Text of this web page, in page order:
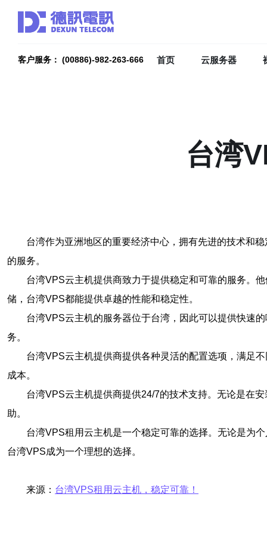
客户服务： (00886)-982-263-666 首页 云服务器
台湾
台湾作为亚洲地区的重要经济中心，拥有先进的技术和
的服务。
台湾VPS云主机提供商致力于提供稳定和可靠的服务。
储，台湾VPS都能提供卓越的性能和稳定性。
台湾VPS云主机的服务器位于台湾，因此可以提供快速
务。
台湾VPS云主机提供商提供各种灵活的配置选项，满足
成本。
台湾VPS云主机提供商提供24/7的技术支持。无论是在
助。
台湾VPS租用云主机是一个稳定可靠的选择。无论是为
台湾VPS成为一个理想的选择。
来源： 台湾VPS租用云主机，稳定可靠！